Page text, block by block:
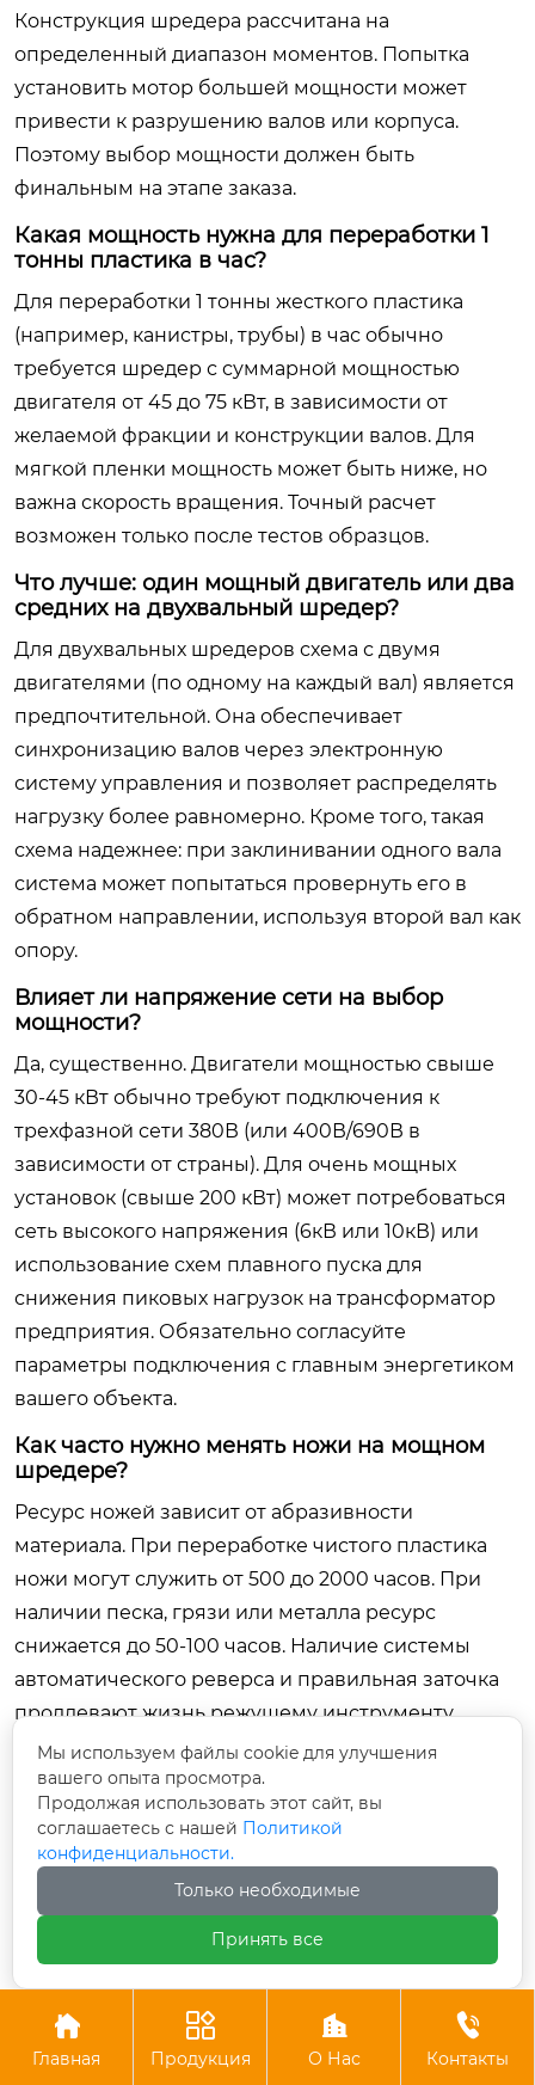
Конструкция шредера рассчитана на
определенный диапазон моментов. Попытка
установить мотор большей мощности может
привести к разрушению валов или корпуса.
Поэтому выбор мощности должен быть
финальным на этапе заказа.
Какая мощность нужна для переработки 1
тонны пластика в час?
Для переработки 1 тонны жесткого пластика
(например, канистры, трубы) в час обычно
требуется шредер с суммарной мощностью
двигателя от 45 до 75 кВт, в зависимости от
желаемой фракции и конструкции валов. Для
мягкой пленки мощность может быть ниже, но
важна скорость вращения. Точный расчет
возможен только после тестов образцов.
Что лучше: один мощный двигатель или два
средних на двухвальный шредер?
Для двухвальных шредеров схема с двумя
двигателями (по одному на каждый вал) является
предпочтительной. Она обеспечивает
синхронизацию валов через электронную
систему управления и позволяет распределять
нагрузку более равномерно. Кроме того, такая
схема надежнее: при заклинивании одного вала
система может попытаться провернуть его в
обратном направлении, используя второй вал как
опору.
Влияет ли напряжение сети на выбор
мощности?
Да, существенно. Двигатели мощностью свыше
30-45 кВт обычно требуют подключения к
трехфазной сети 380В (или 400В/690В в
зависимости от страны). Для очень мощных
установок (свыше 200 кВт) может потребоваться
сеть высокого напряжения (6кВ или 10кВ) или
использование схем плавного пуска для
снижения пиковых нагрузок на трансформатор
предприятия. Обязательно согласуйте
параметры подключения с главным энергетиком
вашего объекта.
Как часто нужно менять ножи на мощном
шредере?
Ресурс ножей зависит от абразивности
материала. При переработке чистого пластика
ножи могут служить от 500 до 2000 часов. При
наличии песка, грязи или металла ресурс
снижается до 50-100 часов. Наличие системы
автоматического реверса и правильная заточка
продлевают жизнь режущему инструменту.
Планируйте бюджет на регулярную заточку или
замену ножей как обязательную статью расходов.
Заключение
Подводя итог, можно утверждать, что тема
промышленный шредер: выбор мощности
является фундаментальной для успеха любого
предприятия в сфере рециклинга. Это не просто
вопрос подбора цифры в спецификации, а
комплексная инженерная задача, требующая

Главная

Продукция

О Нас

Контакты
Мы используем файлы cookie для улучшения
вашего опыта просмотра.
Продолжая использовать этот сайт, вы
соглашаетесь с нашей Политикой
конфиденциальности.
Только необходимые
Принять все